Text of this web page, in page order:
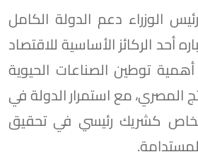
الوزراء دعم الدولة الكامل
أحد الركائز الأساسية للاقتصاد
توطين الصناعات الحيوية
المصري، مع استمرار الدولة في
كشريك رئيسي في تحقيق